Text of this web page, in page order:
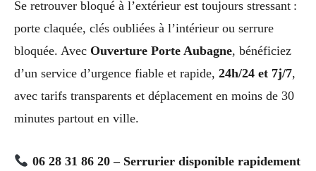
Se retrouver bloqué à l’extérieur est toujours stressant :
porte claquée, clés oubliées à l’intérieur ou serrure
bloquée. Avec Ouverture Porte Aubagne, bénéficiez
d’un service d’urgence fiable et rapide, 24h/24 et 7j/7,
avec tarifs transparents et déplacement en moins de 30
minutes partout en ville.
06 28 31 86 20 – Serrurier disponible rapidement